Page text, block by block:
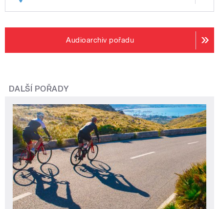
Audioarchiv pořadu
DALŠÍ POŘADY